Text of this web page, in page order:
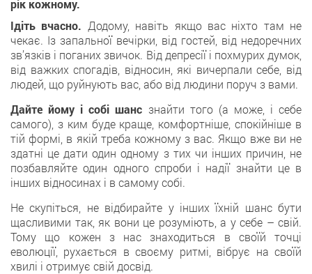
рік кожному.
Ідіть вчасно. Додому, навіть якщо вас ніхто там не
чекає. Із запальної вечірки, від гостей, від недоречних
зв’язків і поганих звичок. Від депресії і похмурих думок,
від важких спогадів, відносин, які вичерпали себе, від
людей, що руйнують вас, або від людини поруч з вами.
Дайте йому і собі шанс знайти того (а може, і себе
самого), з ким буде краще, комфортніше, спокійніше в
тій формі, в якій треба кожному з вас. Якщо вже ви не
здатні це дати один одному з тих чи інших причин, не
позбавляйте один одного спроби і надії знайти це в
інших відносинах і в самому собі.
Не скупіться, не відбирайте у інших їхній шанс бути
щасливими так, як вони це розуміють, а у себе – свій.
Тому що кожен з нас знаходиться в своїй точці
еволюції, рухається в своєму ритмі, вібрує на своїй
хвилі і отримує свій досвід.